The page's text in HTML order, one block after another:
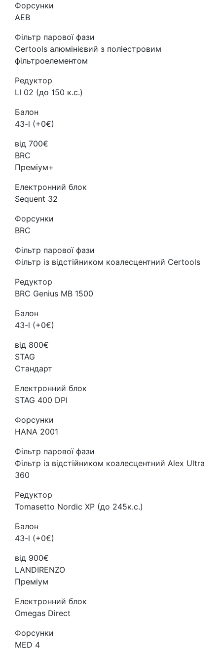
Форсунки
AEB
Фільтр парової фази
Certools алюмінієвий з поліестровим
фільтроелементом
Редуктор
LI 02 (до 150 к.с.)
Балон
43-l (+0€)
від 700€
BRC
Преміум+
Електронний блок
Sequent 32
Форсунки
BRC
Фільтр парової фази
Фільтр із відстійником коалесцентний Certools
Редуктор
BRC Genius MB 1500
Балон
43-l (+0€)
від 800€
STAG
Стандарт
Електронний блок
STAG 400 DPI
Форсунки
HANA 2001
Фільтр парової фази
Фільтр із відстійником коалесцентний Alex Ultra
360
Редуктор
Tomasetto Nordic XP (до 245к.с.)
Балон
43-l (+0€)
від 900€
LANDIRENZO
Преміум
Електронний блок
Omegas Direct
Форсунки
MED 4